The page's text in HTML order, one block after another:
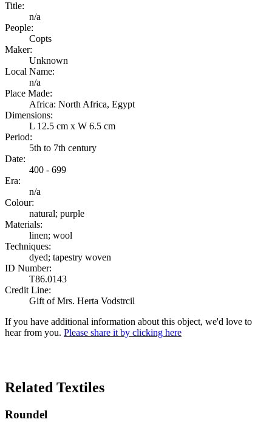
Title:
n/a
People:
Copts
Maker:
Unknown
Local Name:
n/a
Place Made:
Africa: North Africa, Egypt
Dimensions:
L 12.5 cm x W 6.5 cm
Period:
5th to 7th century
Date:
400 - 699
Era:
n/a
Colour:
natural; purple
Materials:
linen; wool
Techniques:
dyed; tapestry woven
ID Number:
T86.0143
Credit Line:
Gift of Mrs. Herta Vodstrcil
If you have additional information about this object, we'd love to
hear from you. Please share it by clicking here
Related Textiles
Roundel